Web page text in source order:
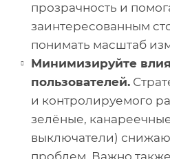
прозрачность и
заинтересованным
понимать масштаб
Минимизируйте
пользователей.
и контролируемого
зелёные,
выключатели)
проблем. Важно